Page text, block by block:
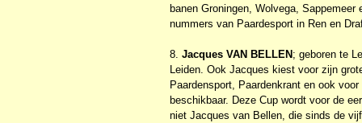
banen Groningen, Wolvega,
nummers van Paardesport in Ren en
8.Jacques VAN BELLEN ; geboren te
Leiden. Ook Jacques kiest voor zijn
Paardensport, Paardenkrant en ook
beschikbaar. Deze Cup wordt voor de
niet Jacques van Bellen, die sinds de